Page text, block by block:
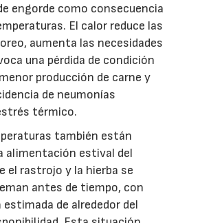
engorde como consecuencia
El calor reduce las
aumenta las necesidades
una pérdida de condición
producción de carne y
de neumonías
térmico.
también están
alimentación estival del
el rastrojo y la hierba se
antes de tiempo, con
estimada de alrededor del